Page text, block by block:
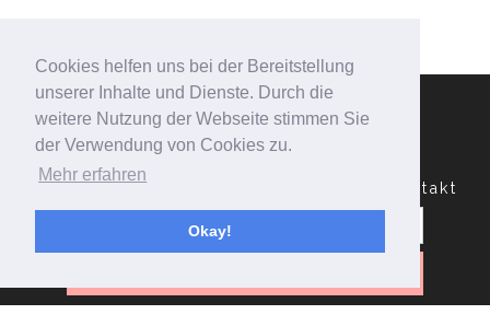
Cookies helfen uns bei der Bereitstellung
unserer Inhalte und Dienste. Durch die
weitere Nutzung der Webseite stimmen Sie
der Verwendung von Cookies zu.
Mehr erfahren
Okay!
Datenschutzerklärung Kontakt
Suchen